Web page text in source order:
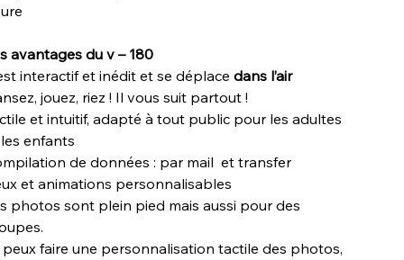
avantages du v – 180
interactif et inédit et se déplace dans l’air
jouez, riez ! Il vous suit partout !
et intuitif, adapté à tout public pour les adultes
enfants
de données : par mail et transfer
et animations personnalisables
photos sont plein pied mais aussi pour des
peux faire une personnalisation tactile des photos,